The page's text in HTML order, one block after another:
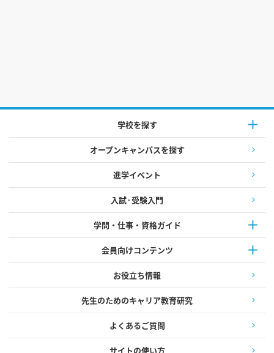
学校を探す
オープンキャンパスを探す
進学イベント
入試·受験入門
学問・仕事・資格ガイド
会員向けコンテンツ
お役立ち情報
先生のためのキャリア教育研究
よくあるご質問
サイトの使い方